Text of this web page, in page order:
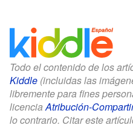
Todo el contenido de los
Kiddle (incluidas las
libremente para fines
licenciaAtribución-
lo contrario. Citar este